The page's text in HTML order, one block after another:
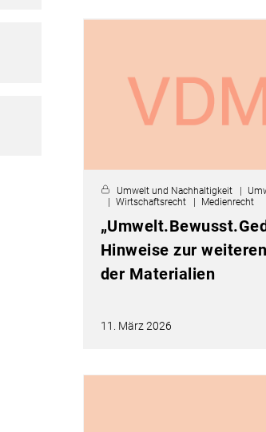
Umwelt und Nachhaltigkeit
Wirtschaftsrecht
Medienrecht
Hinweise zur
der Materialien
11. März 2026